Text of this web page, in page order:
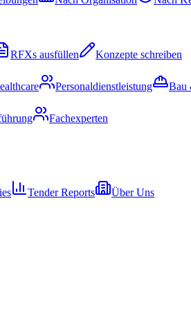
RFXs ausfüllen
Konzepte schreiben
Personaldienstleistung Bau
Fachexperten
Tender Reports
Über Uns